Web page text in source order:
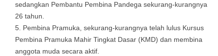
sedangkan Pembantu Pembina Pandega sekurang-kurangnya
26 tahun.
Pembina Pramuka, sekurang-kurangnya telah lulus Kursus
Pembina Pramuka Mahir Tingkat Dasar (KMD) dan membina
anggota muda secara aktif.